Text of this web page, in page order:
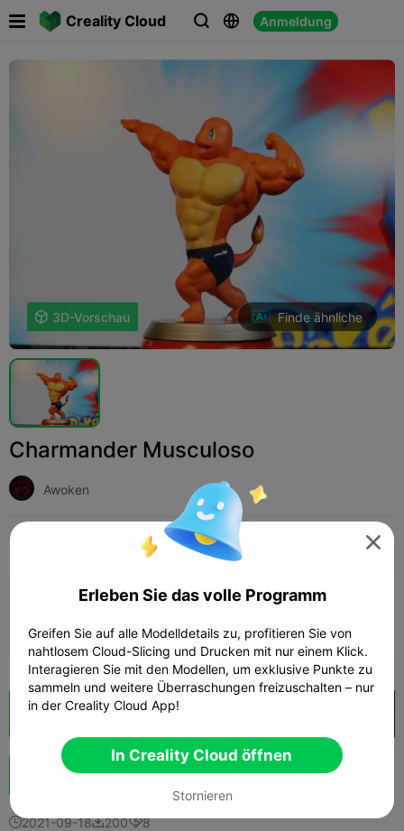
Creality Cloud   Anmeldung
 
 3D-Vorschau Finde ähnliche
Charmander Musculoso
Awoken
Print Settings Hinzufügen Miniaturen Charaktere & Kreaturen 
 Druckkonfiguration hinzufügen
Mehr Punkte verdienen
Wolkenscheibe
Schub 142 117  3
2021-09-182008

Erleben Sie das volle Programm
Greifen Sie auf alle Modelldetails zu, profitieren Sie von
nahtlosem Cloud-Slicing und Drucken mit nur einem Klick.
Interagieren Sie mit den Modellen, um exklusive Punkte zu
sammeln und weitere Überraschungen freizuschalten – nur
in der Creality Cloud App!
In Creality Cloud öffnen
Stornieren